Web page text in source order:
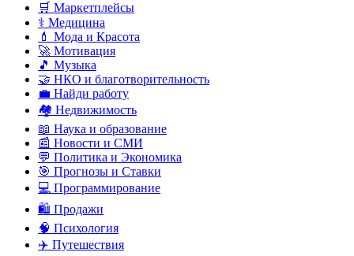
🛒 Маркетплейсы
⚕️ Медицина
💄 Мода и Красота
🚀 Мотивация
🎵 Музыка
🤝 НКО и благотворительность
💼 Найди работу
🏘️ Недвижимость
📖 Наука и образование
📰 Новости и СМИ
💬 Политика и Экономика
🎯 Прогнозы и Ставки
💻 Программирование
🛍️ Продажи
🧠 Психология
✈️ Путешествия